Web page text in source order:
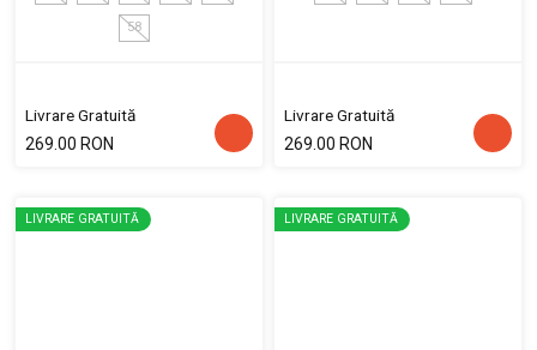
58
Livrare Gratuită
269.00 RON
Livrare Gratuită
269.00 RON
LIVRARE GRATUITĂ LIVRARE GRATUITĂ